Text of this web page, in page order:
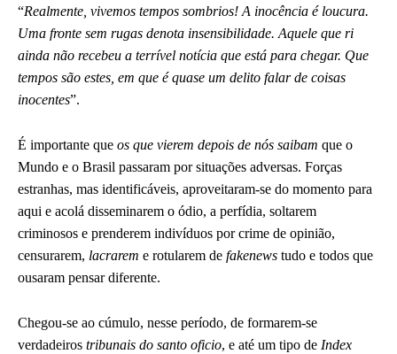
“Realmente, vivemos tempos sombrios! A inocência é loucura.
Uma fronte sem rugas denota insensibilidade. Aquele que ri
ainda não recebeu a terrível notícia que está para chegar. Que
tempos são estes, em que é quase um delito falar de coisas
inocentes”.
É importante que os que vierem depois de nós saibam que o
Mundo e o Brasil passaram por situações adversas. Forças
estranhas, mas identificáveis, aproveitaram-se do momento para
aqui e acolá disseminarem o ódio, a perfídia, soltarem
criminosos e prenderem indivíduos por crime de opinião,
censurarem, lacrarem e rotularem de fakenews tudo e todos que
ousaram pensar diferente.
Chegou-se ao cúmulo, nesse período, de formarem-se
verdadeiros tribunais do santo oficio, e até um tipo de Index